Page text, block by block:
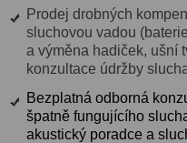
Prodej drobných
sluchovou vadou
a výměna hadiček, ušní
konzultace údržby
Bezplatná odborná
špatně fungujícího
akustický poradce a